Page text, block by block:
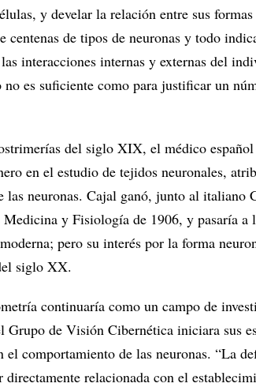
y develar la relación entre sus
de tipos de neuronas y todo
interacciones internas y externas del
es suficiente como para justificar un
del siglo XIX, el médico
en el estudio de tejidos neuronales,
las neuronas. Cajal ganó, junto al italiano
y Fisiología de 1906, y pasaría a
pero su interés por la forma
siglo XX.
continuaría como un campo de
Grupo de Visión Cibernética iniciara sus
comportamiento de las neuronas. “La
directamente relacionada con el